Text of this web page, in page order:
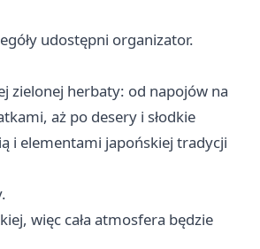
udostępni organizator.
zielonej herbaty: od napojów na
aż po desery i słodkie
i elementami japońskiej tradycji
więc cała atmosfera będzie